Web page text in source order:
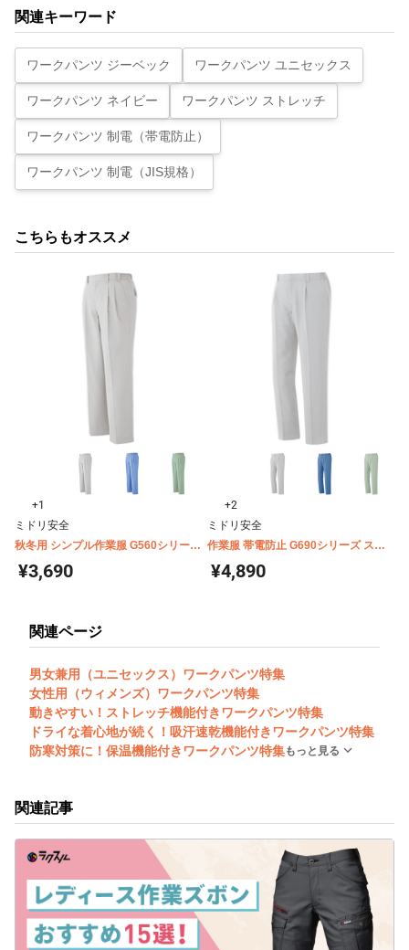
関連キーワード
ワークパンツ ジーベック ワークパンツ ユニセックス
ワークパンツ ネイビー ワークパンツ ストレッチ
ワークパンツ 制電（帯電防止）
ワークパンツ 制電（JIS規格）
こちらもオススメ
+1
ミドリ安全
秋冬用 シンプル作業服 G560シリーズ
スラックス
¥3,690
+2
ミドリ安全
作業服 帯電防止 G690シリーズ スラ
ックス（秋冬用）
¥4,890
関連ページ
男女兼用（ユニセックス）ワークパンツ特集
女性用（ウィメンズ）ワークパンツ特集
動きやすい！ストレッチ機能付きワークパンツ特集
ドライな着心地が続く！吸汗速乾機能付きワークパンツ特集
防寒対策に！保温機能付きワークパンツ特集もっと見る
関連記事